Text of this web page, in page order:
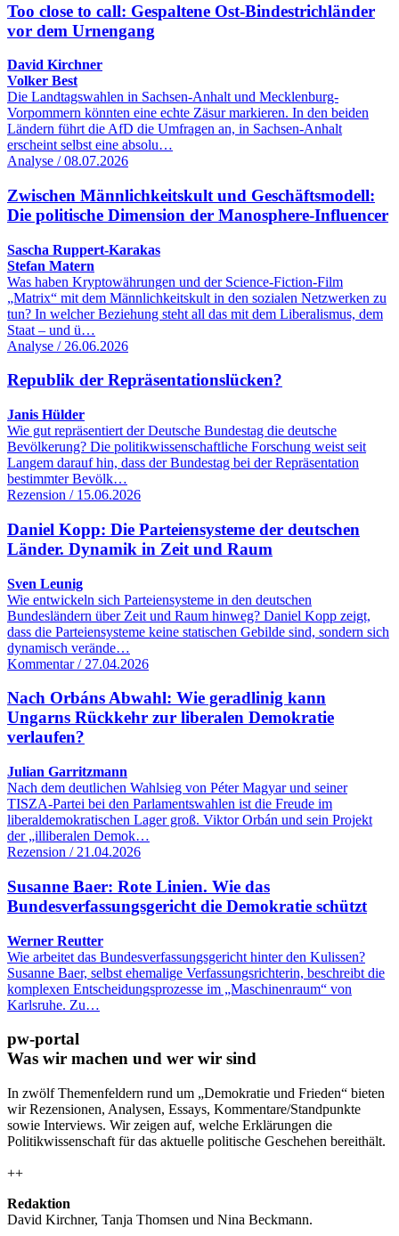
Too close to call: Gespaltene Ost-Bindestrichländer
vor dem Urnengang
David Kirchner
Volker Best
Die Landtagswahlen in Sachsen-Anhalt und Mecklenburg-
Vorpommern könnten eine echte Zäsur markieren. In den beiden
Ländern führt die AfD die Umfragen an, in Sachsen-Anhalt
erscheint selbst eine absolu…
Analyse / 08.07.2026
Zwischen Männlichkeitskult und Geschäftsmodell:
Die politische Dimension der Manosphere-Influencer
Sascha Ruppert-Karakas
Stefan Matern
Was haben Kryptowährungen und der Science-Fiction-Film
„Matrix“ mit dem Männlichkeitskult in den sozialen Netzwerken zu
tun? In welcher Beziehung steht all das mit dem Liberalismus, dem
Staat – und ü…
Analyse / 26.06.2026
Republik der Repräsentationslücken?
Janis Hülder
Wie gut repräsentiert der Deutsche Bundestag die deutsche
Bevölkerung? Die politikwissenschaftliche Forschung weist seit
Langem darauf hin, dass der Bundestag bei der Repräsentation
bestimmter Bevölk…
Rezension / 15.06.2026
Daniel Kopp: Die Parteiensysteme der deutschen
Länder. Dynamik in Zeit und Raum
Sven Leunig
Wie entwickeln sich Parteiensysteme in den deutschen
Bundesländern über Zeit und Raum hinweg? Daniel Kopp zeigt,
dass die Parteiensysteme keine statischen Gebilde sind, sondern sich
dynamisch verände…
Kommentar / 27.04.2026
Nach Orbáns Abwahl: Wie geradlinig kann
Ungarns Rückkehr zur liberalen Demokratie
verlaufen?
Julian Garritzmann
Nach dem deutlichen Wahlsieg von Péter Magyar und seiner
TISZA-Partei bei den Parlamentswahlen ist die Freude im
liberaldemokratischen Lager groß. Viktor Orbán und sein Projekt
der „illiberalen Demok…
Rezension / 21.04.2026
Susanne Baer: Rote Linien. Wie das
Bundesverfassungsgericht die Demokratie schützt
Werner Reutter
Wie arbeitet das Bundesverfassungsgericht hinter den Kulissen?
Susanne Baer, selbst ehemalige Verfassungsrichterin, beschreibt die
komplexen Entscheidungsprozesse im „Maschinenraum“ von
Karlsruhe. Zu…
pw-portal
Was wir machen und wer wir sind
In zwölf Themenfeldern rund um „Demokratie und Frieden“ bieten
wir Rezensionen, Analysen, Essays, Kommentare/Standpunkte
sowie Interviews. Wir zeigen auf, welche Erklärungen die
Politikwissenschaft für das aktuelle politische Geschehen bereithält.
++
Redaktion
David Kirchner, Tanja Thomsen und Nina Beckmann.